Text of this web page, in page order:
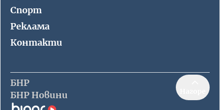
Спорт
Реклама
Контакти
БНР
БНР Новини